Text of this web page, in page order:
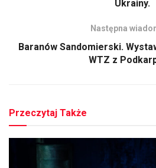
Ukrainy.
Następna
Baranów Sandomierski.
WTZ z
Przeczytaj Także